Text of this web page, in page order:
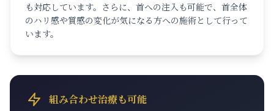
も対応しています。さらに、首への注入も可能で、首全体
のハリ感や質感の変化が気になる方への施術として行って
います。
組み合わせ治療も可能